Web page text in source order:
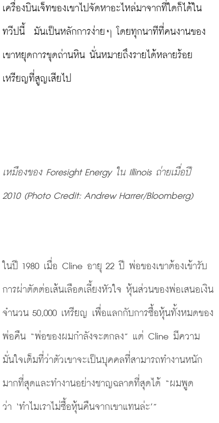
เครื่องบินเจ็ทของเขาไปจัดหาอะไหล่มาจากที่ใดก็ได้ใน
ทวีปนี้  มันเป็นหลักการง่ายๆ โดยทุกนาทีที่คนงานของ
เขาหยุดการขุดถ่านหิน นั่นหมายถึงรายได้หลายร้อย
เหรียญที่สูญเสียไป
เหมืองของ Foresight Energy ใน Illinois ถ่ายเมื่อปี
2010 (Photo Credit: Andrew Harrer/Bloomberg)
ในปี 1980 เมื่อ Cline อายุ 22 ปี พ่อของเขาต้องเข้ารับ
การผ่าตัดต่อเส้นเลือดเลี้ยงหัวใจ หุ้นส่วนของพ่อเสนอเงิน
จำนวน 50,000 เหรียญ เพื่อแลกกับการซื้อหุ้นทั้งหมดของ
พ่อคืน “พ่อของผมกำลังจะตกลง” แต่ Cline มีความ
มั่นใจเต็มที่ว่าตัวเขาจะเป็นบุคคลที่สามารถทำงานหนัก
มากที่สุดและทำงานอย่างชาญฉลาดที่สุดได้ “ผมพูด
ว่า ‘ทำไมเราไม่ซื้อหุ้นคืนจากเขาแทนล่ะ’”